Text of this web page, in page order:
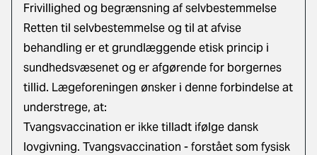
Frivillighed og begrænsning af selvbestemmelse
Retten til selvbestemmelse og til at afvise
behandling er et grundlæggende etisk princip i
sundhedsvæsenet og er afgørende for borgernes
tillid. Lægeforeningen ønsker i denne forbindelse at
understrege, at:
Tvangsvaccination er ikke tilladt ifølge dansk
lovgivning. Tvangsvaccination - forstået som fysisk